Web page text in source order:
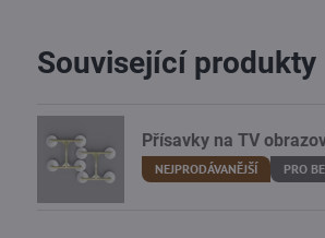
Související produkty
Přísavky na TV
NEJPRODÁVANĚJŠÍ PRO